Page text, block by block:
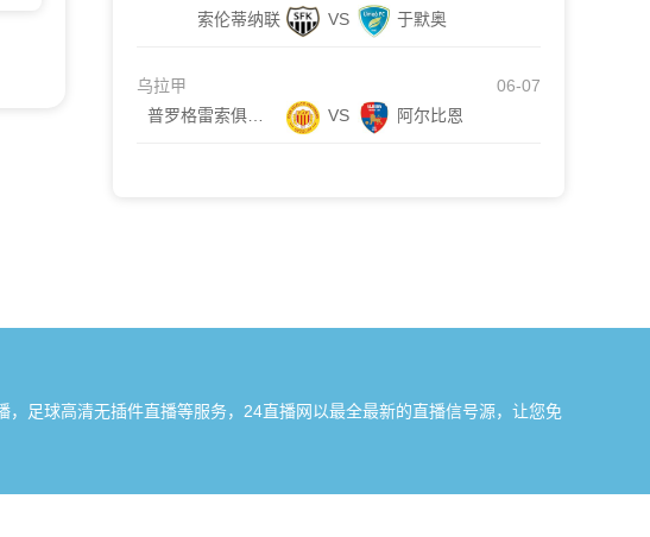
索伦蒂纳联
VS 于默奥
乌拉甲
06-07
VS 阿尔比恩
足球高清无插件直播等服务，24直播网以最全最新的直播信号源，让您免